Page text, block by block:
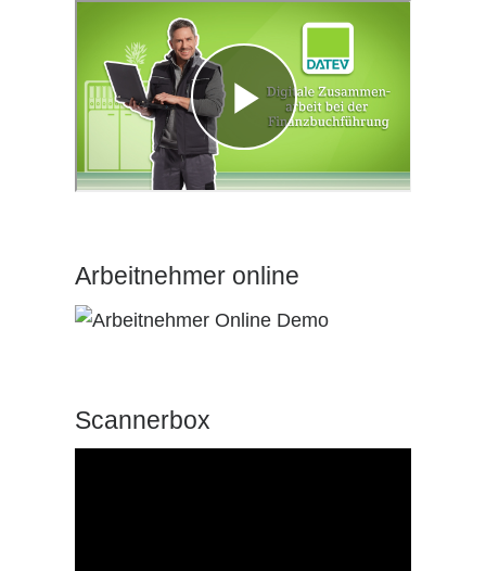
Arbeitnehmer online
Scannerbox